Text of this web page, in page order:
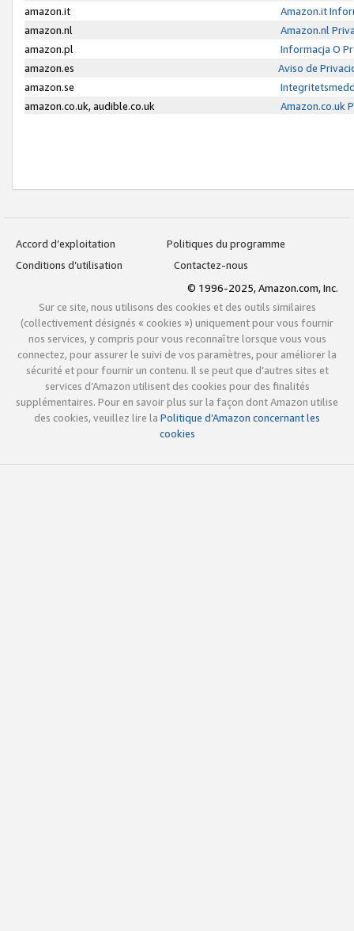
amazon.it
Amazon.it
amazon.nl
Amazon.nl
amazon.pl
Informacja O
amazon.es
Aviso de
amazon.se
amazon.co.uk, audible.co.uk
Amazon.co.uk
Accord d’exploitation
Politiques du programme
Conditions d’utilisation
Contactez-nous
© 1996-2025, Amazon.com, Inc.
Sur ce site, nous utilisons des cookies et des outils similaires
(collectivement désignés « cookies ») uniquement pour vous fournir
nos services, y compris pour vous reconnaître lorsque vous vous
connectez, pour assurer le suivi de vos paramètres, pour améliorer la
sécurité et pour fournir un contenu. Il se peut que d’autres sites et
services d’Amazon utilisent des cookies pour des finalités
supplémentaires. Pour en savoir plus sur la façon dont Amazon utilise
des cookies, veuillez lire la Politique d’Amazon concernant les
cookies